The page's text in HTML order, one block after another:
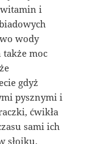
witamin i
wody
także moc
gdyż
pysznymi i
ćwikła
sami ich
słoiku.